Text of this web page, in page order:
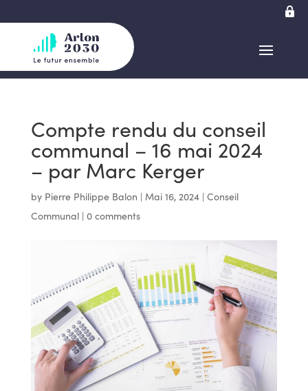
Compte rendu du conseil
communal – 16 mai 2024
– par Marc Kerger
by Pierre Philippe Balon | Mai 16, 2024| Conseil
Communal| 0 comments